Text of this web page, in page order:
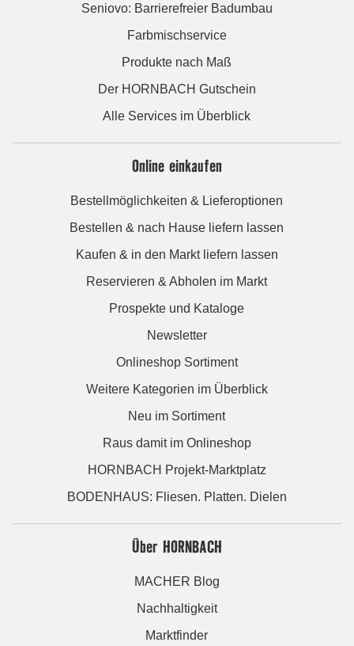
Seniovo: Barrierefreier Badumbau
Farbmischservice
Produkte nach Maß
Der HORNBACH Gutschein
Alle Services im Überblick
Online einkaufen
Bestellmöglichkeiten & Lieferoptionen
Bestellen & nach Hause liefern lassen
Kaufen & in den Markt liefern lassen
Reservieren & Abholen im Markt
Prospekte und Kataloge
Newsletter
Onlineshop Sortiment
Weitere Kategorien im Überblick
Neu im Sortiment
Raus damit im Onlineshop
HORNBACH Projekt-Marktplatz
BODENHAUS: Fliesen. Platten. Dielen
Über HORNBACH
MACHER Blog
Nachhaltigkeit
Marktfinder